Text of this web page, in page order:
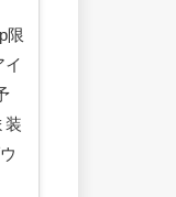
限
イ
装